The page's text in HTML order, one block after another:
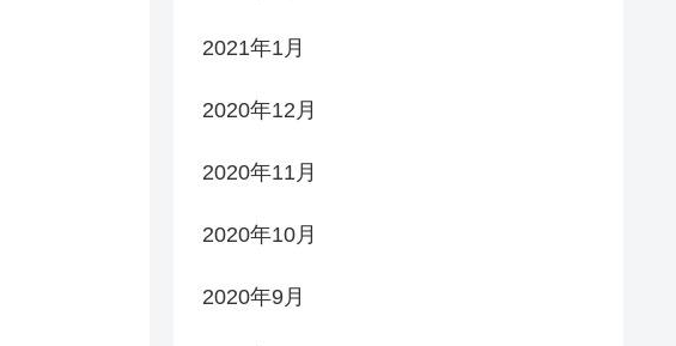
2021年1月
2020年12月
2020年11月
2020年10月
2020年9月